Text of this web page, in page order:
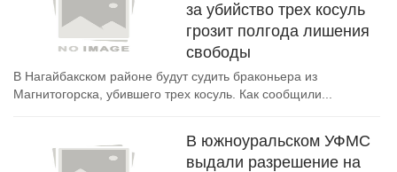
за убийство трех косуль
грозит полгода лишения
свободы
В Нагайбакском районе будут судить браконьера из
Магнитогорска, убившего трех косуль. Как сообщили...
В южноуральском УФМС
выдали разрешение на